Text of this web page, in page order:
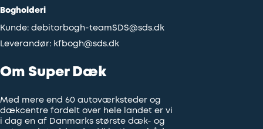
Se
alle
services
Bogholderi
Kunde: debitorbogh-teamSDS@sds.dk
Leverandør: kfbogh@sds.dk
Om Super Dæk
Med mere end 60 autoværksteder og
dækcentre fordelt over hele landet er vi
i dag en af Danmarks største dæk- og